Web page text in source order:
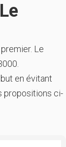
Le
en évitant
propositions ci-